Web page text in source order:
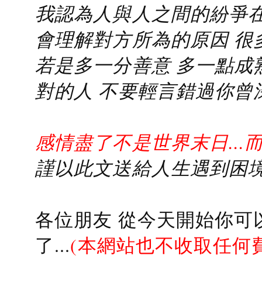
我認為人與人之間的紛爭
會理解對方所為的原因
若是多一分善意 多一點
對的人 不要輕言錯過你曾
感情盡了不是世界末日...
謹以此文送給人生遇到困
各位朋友 從今天開始你
了...(本網站也不收取任何